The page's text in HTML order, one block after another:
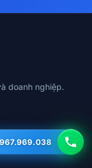
doanh nghiệp.